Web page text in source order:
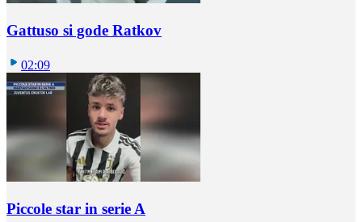
Gattuso si gode Ratkov
02:09
Piccole star in serie A